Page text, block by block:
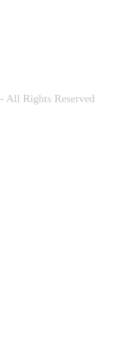
- All Rights Reserved